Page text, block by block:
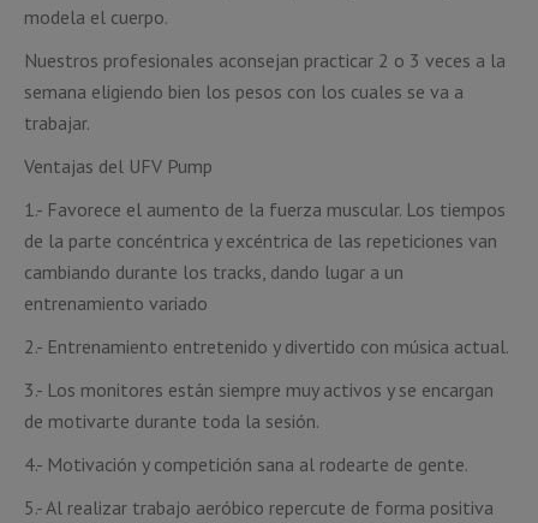
modela el cuerpo.
Nuestros profesionales aconsejan practicar 2 o 3 veces a la
semana eligiendo bien los pesos con los cuales se va a
trabajar.
Ventajas del UFV Pump
1.- Favorece el aumento de la fuerza muscular. Los tiempos
de la parte concéntrica y excéntrica de las repeticiones van
cambiando durante los tracks, dando lugar a un
entrenamiento variado
2.- Entrenamiento entretenido y divertido con música actual.
3.- Los monitores están siempre muy activos y se encargan
de motivarte durante toda la sesión.
4.- Motivación y competición sana al rodearte de gente.
5.- Al realizar trabajo aeróbico repercute de forma positiva